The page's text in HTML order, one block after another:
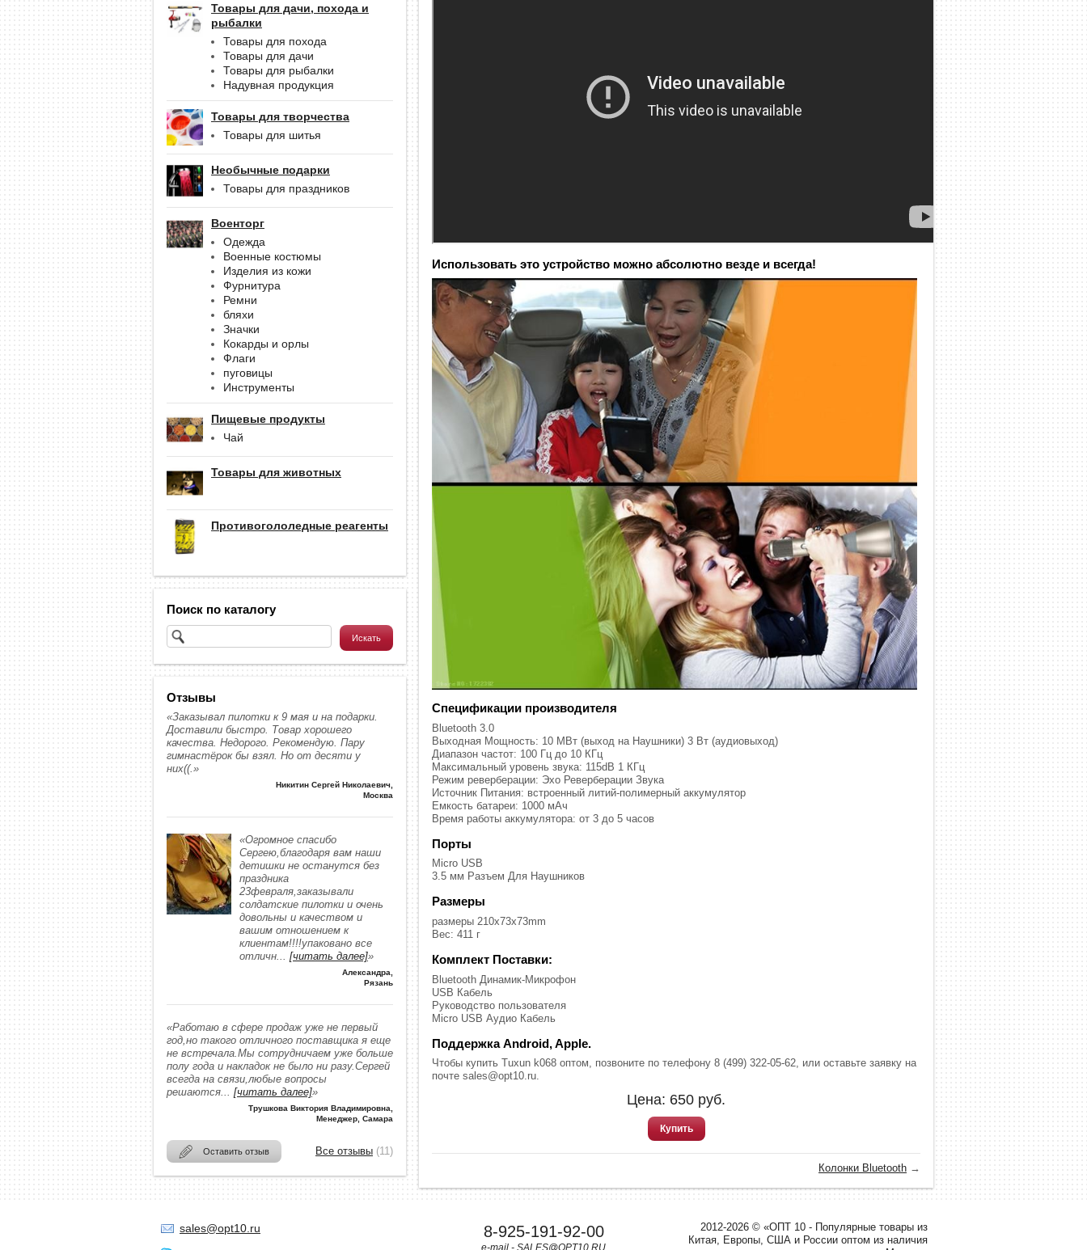
Товары для дачи, похода и
рыбалки
Товары для похода
Товары для дачи
Товары для рыбалки
Надувная продукция
Товары для творчества
Товары для шитья
Необычные подарки
Товары для праздников
Военторг
Одежда
Военные костюмы
Изделия из кожи
Фурнитура
Ремни
бляхи
Значки
Кокарды и орлы
Флаги
пуговицы
Инструменты
Пищевые продукты
Чай
Товары для животных
Противогололедные реагенты
Поиск по каталогу
Отзывы
«Заказывал пилотки к 9 мая и на подарки.
Доставили быстро. Товар хорошего
качества. Недорого. Рекомендую. Пару
гимнастёрок бы взял. Но от десяти у
них((.»
Никитин Сергей Николаевич
Москва
«Огромное спасибо
Сергею,благодаря вам наши
детишки не останутся без
праздника
23февраля,заказывали
солдатские пилотки и очень
довольны и качеством и
вашим отношением к
клиентам!!!!упаковано все
отличн... [читать далее]»
Александра
Рязань
«Работаю в сфере продаж уже не первый
год,но такого отличного поставщика я еще
не встречала.Мы сотрудничаем уже больше
полу года и накладок не было ни разу.Сергей
всегда на связи,любые вопросы
решаются... [читать далее]»
Трушкова Виктория Владимировна
Менеджер, Самара
Оставить отзыв Все отзывы (11)
Использовать это устройство можно абсолютно везде и всегда!
Спецификации производителя
Bluetooth 3.0
Выходная Мощность: 10 МВт (выход на Наушники) 3 Вт (аудиовыход)
Диапазон частот: 100 Гц до 10 КГц
Максимальный уровень звука: 115dB 1 КГц
Режим реверберации: Эхо Реверберации Звука
Источник Питания: встроенный литий-полимерный аккумулятор
Емкость батареи: 1000 мАч
Время работы аккумулятора: от 3 до 5 часов
Порты
Micro USB
3.5 мм Разъем Для Наушников
Размеры
размеры 210x73x73mm
Вес: 411 г
Комплект Поставки:
Bluetooth Динамик-Микрофон
USB Кабель
Руководство пользователя
Micro USB Аудио Кабель
Поддержка Android, Apple.
Чтобы купить Tuxun k068 оптом, позвоните по телефону 8 (499) 322-05-62, или оставьте заявку на
почте sales@opt10.ru.
Цена: 650 руб.
Купить
Колонки Bluetooth →
sales@opt10.ru
2012-2026 © «ОПТ 10 - Популярные товары из
Китая, Европы, США и России оптом из наличия
8-925-191-92-00
e-mail - SALES@OPT10.RU